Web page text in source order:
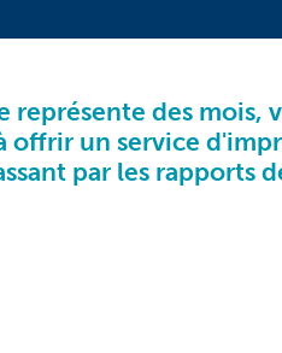
des mois,
offrir un service
par les rapports